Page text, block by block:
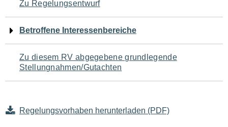
Seiteninhalt
Zu Regelungsentwurf
Betroffene Interessenbereiche
Zu diesem RV abgegebene grundlegende
Stellungnahmen/Gutachten
Regelungsvorhaben herunterladen (PDF)